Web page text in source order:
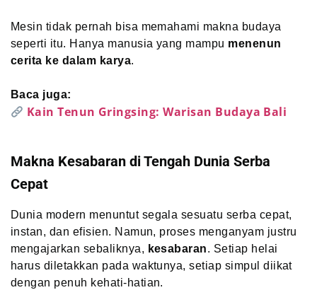
Mesin tidak pernah bisa memahami makna budaya
seperti itu. Hanya manusia yang mampu menenun
cerita ke dalam karya.
Baca juga:
Kain Tenun Gringsing: Warisan Budaya Bali
Makna Kesabaran di Tengah Dunia Serba
Cepat
Dunia modern menuntut segala sesuatu serba cepat,
instan, dan efisien. Namun, proses menganyam justru
mengajarkan sebaliknya, kesabaran. Setiap helai
harus diletakkan pada waktunya, setiap simpul diikat
dengan penuh kehati-hatian.